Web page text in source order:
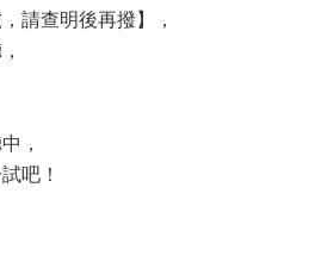
請查明後再撥】，
，
吧！